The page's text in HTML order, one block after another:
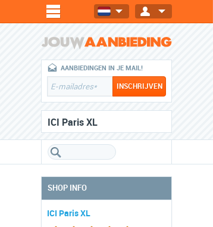
AANBIEDINGEN IN JE MAIL!
ICI Paris XL
SHOP INFO
ICI Paris XL